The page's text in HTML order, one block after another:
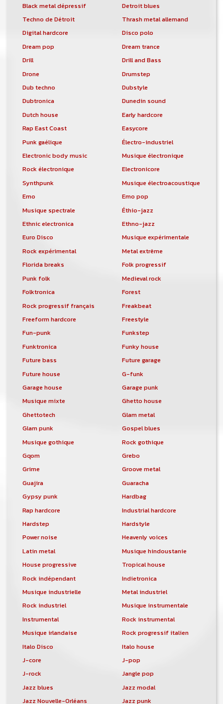
Black metal dépressif
Detroit blues
Techno de Détroit
Thrash metal allemand
Digital hardcore
Disco polo
Dream pop
Dream trance
Drill
Drill and Bass
Drone
Drumstep
Dub techno
Dubstyle
Dubtronica
Dunedin sound
Dutch house
Early hardcore
Rap East Coast
Easycore
Punk gaélique
Électro-industriel
Electronic body music
Musique électronique
Rock électronique
Electronicore
Synthpunk
Musique électroacoustique
Emo
Emo pop
Musique spectrale
Éthio-jazz
Ethnic electronica
Ethno-jazz
Euro Disco
Musique expérimentale
Rock expérimental
Metal extrême
Florida breaks
Folk progressif
Punk folk
Medieval rock
Folktronica
Forest
Rock progressif français
Freakbeat
Freeform hardcore
Freestyle
Fun-punk
Funkstep
Funktronica
Funky house
Future bass
Future garage
Future house
G-funk
Garage house
Garage punk
Musique mixte
Ghetto house
Ghettotech
Glam metal
Glam punk
Gospel blues
Musique gothique
Rock gothique
Gqom
Grebo
Grime
Groove metal
Guajira
Guaracha
Gypsy punk
Hardbag
Rap hardcore
Industrial hardcore
Hardstep
Hardstyle
Power noise
Heavenly voices
Latin metal
Musique hindoustanie
House progressive
Tropical house
Rock indépendant
Indietronica
Musique industrielle
Metal industriel
Rock industriel
Musique instrumentale
Instrumental
Rock instrumental
Musique irlandaise
Rock progressif italien
Italo Disco
Italo house
J-core
J-pop
J-rock
Jangle pop
Jazz blues
Jazz modal
Jazz Nouvelle-Orléans
Jazz punk